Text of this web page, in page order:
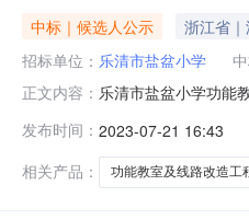
中标｜候选人公示 浙江省
招标单位： 乐清市盐盆小学
正文内容： 乐清市盐盆小学功能
工作日。投标人和其
定的，可以按规定向
发布时间： 2023-07-21 16:43
相关产品：
功能教室及线路改造工